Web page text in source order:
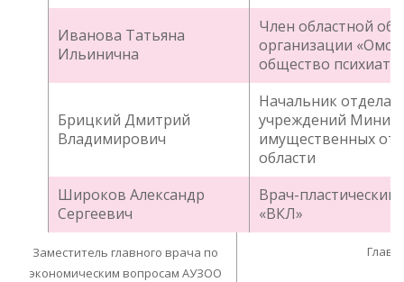
Иванова Татьяна
Ильинична
Член областной
организации
общество
Брицкий Дмитрий
Владимирович
Начальник отдела
учреждений
имущественных
области
Широков Александр
Сергеевич
Врач-
«ВКЛ»
Заместитель главного врача по
экономическим вопросам АУЗОО